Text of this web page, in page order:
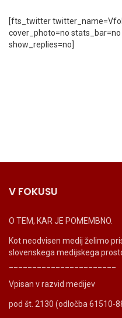
[fts_twitter
cover_photo=no
show_replies=no]
V FOKUSU
O TEM, KAR JE POMEMBNO.
Kot neodvisen medij želimo
slovenskega medijskega
Vpisan v razvid medijev
pod št. 2130 (odločba 61510-